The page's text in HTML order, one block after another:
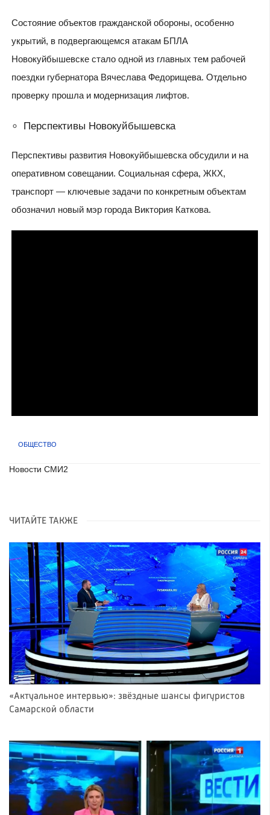
Состояние объектов гражданской обороны, особенно
укрытий, в подвергающемся атакам БПЛА
Новокуйбышевске стало одной из главных тем рабочей
поездки губернатора Вячеслава Федорищева. Отдельно
проверку прошла и модернизация лифтов.
Перспективы Новокуйбышевска
Перспективы развития Новокуйбышевска обсудили и на
оперативном совещании. Социальная сфера, ЖКХ,
транспорт — ключевые задачи по конкретным объектам
обозначил новый мэр города Виктория Каткова.
ОБЩЕСТВО
Новости СМИ2
ЧИТАЙТЕ ТАКЖЕ
«Актуальное интервью»: звёздные шансы фигуристов
Самарской области